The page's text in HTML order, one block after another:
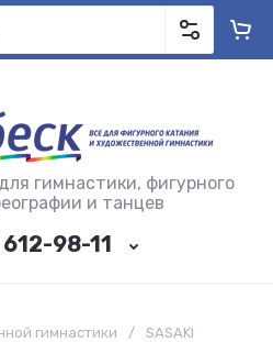
гимнастики, фигурного
и танцев
98-11
гимнастики
/ SASAKI